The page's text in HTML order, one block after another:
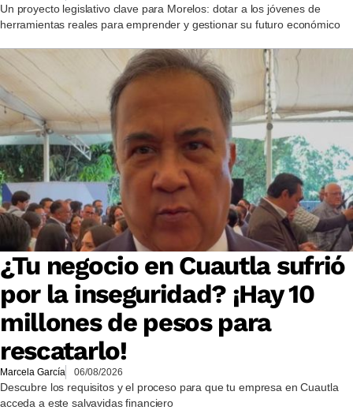
Un proyecto legislativo clave para Morelos: dotar a los jóvenes de
herramientas reales para emprender y gestionar su futuro económico
¿Tu negocio en Cuautla sufrió
por la inseguridad? ¡Hay 10
millones de pesos para
rescatarlo!
Marcela García 06/08/2026
Descubre los requisitos y el proceso para que tu empresa en Cuautla
acceda a este salvavidas financiero